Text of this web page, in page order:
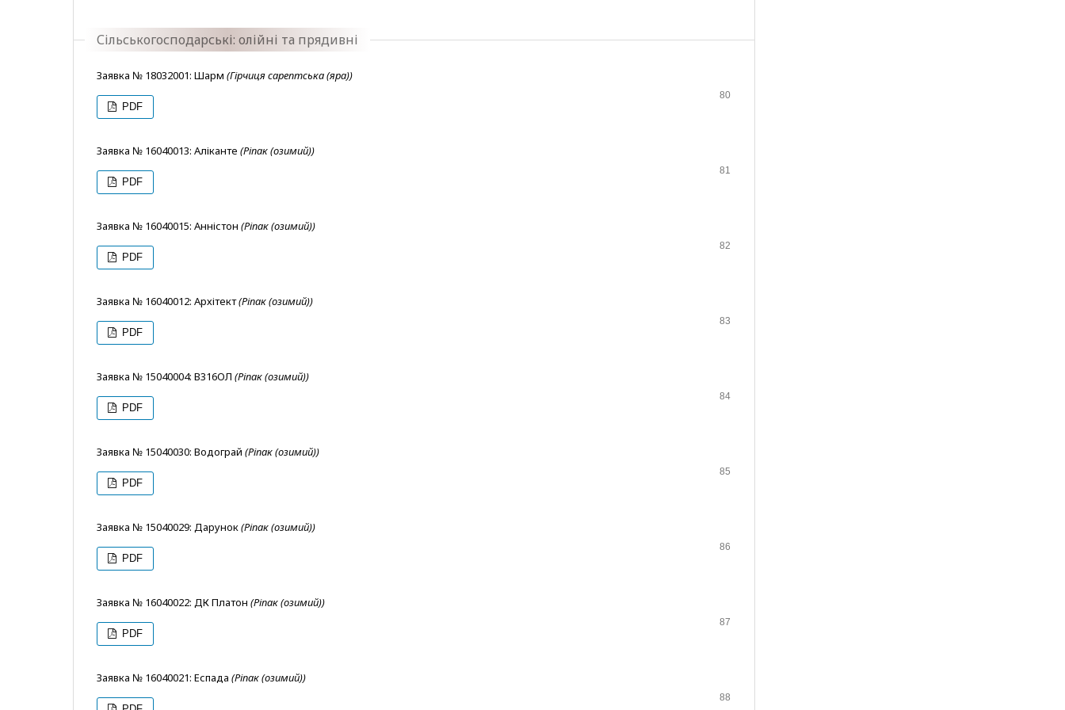
Сільськогосподарські: олійні та прядивні
Заявка № 18032001: Шарм (Гірчиця сарептська (яра))
80
PDF
Заявка № 16040013: Аліканте (Ріпак (озимий))
81
PDF
Заявка № 16040015: Анністон (Ріпак (озимий))
82
PDF
Заявка № 16040012: Архітект(Ріпак (озимий))
83
PDF
Заявка № 15040004: В316ОЛ (Ріпак (озимий))
84
PDF
Заявка № 15040030: Водограй (Ріпак (озимий))
85
PDF
Заявка № 15040029: Дарунок(Ріпак (озимий))
86
PDF
Заявка № 16040022: ДК Платон (Ріпак (озимий))
87
PDF
Заявка № 16040021: Еспада (Ріпак (озимий))
88